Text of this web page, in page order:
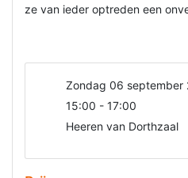
ze van ieder optreden een
Zondag 06 september
15:00 - 17:00
Heeren van Dorthzaal